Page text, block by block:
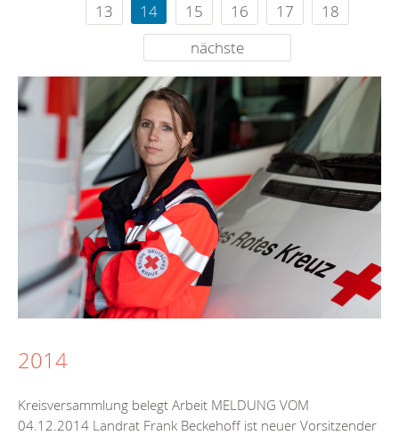
13
14 15 16 17
18
nächste
2014
Kreisversammlung belegt Arbeit MELDUNG VOM
04.12.2014 Landrat Frank Beckehoff ist neuer Vorsitzender